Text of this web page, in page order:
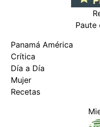
Paute
Panamá América
Crítica
Día a Día
Mujer
Recetas